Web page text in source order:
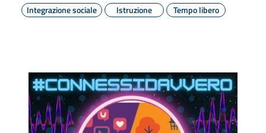
Integrazione sociale
Istruzione Tempo libero